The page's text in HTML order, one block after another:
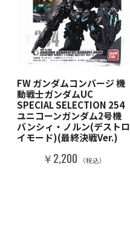
FW ガンダムコンバージ 機
動戦士ガンダムUC
SPECIAL SELECTION 254
ユニコーンガンダム2号機
バンシィ・ノルン(デストロ
イモード)(最終決戦Ver.)
￥2,200 （税込）